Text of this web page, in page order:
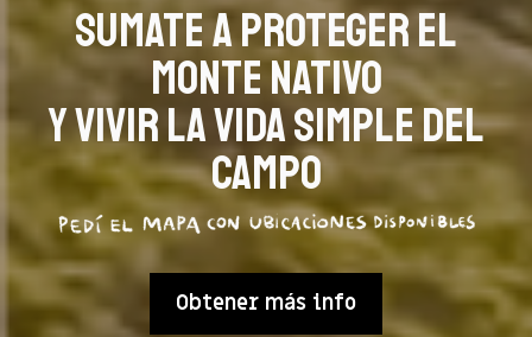
Sumate a proteger el
monte nativo
y vivir la vida simple del
campo
Obtener más info